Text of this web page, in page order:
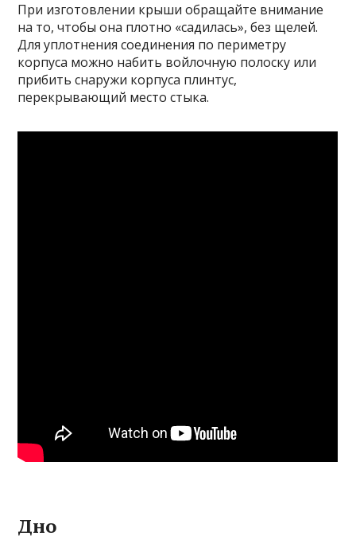
При изготовлении крыши обращайте внимание
на то, чтобы она плотно «садилась», без щелей.
Для уплотнения соединения по периметру
корпуса можно набить войлочную полоску или
прибить снаружи корпуса плинтус,
перекрывающий место стыка.
Дно